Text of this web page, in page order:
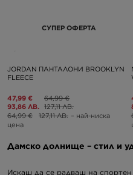
СУПЕР ОФЕРТА
JORDAN ПАНТАЛОНИ BROOKLYN
FLEECE
47,99 €
93,86 ЛВ.
64,99 €
127,11 ЛВ.
64,99 €
127,11 ЛВ. – най-ниска
цена
Дамско долнище – стил и
Искаш да се радваш на